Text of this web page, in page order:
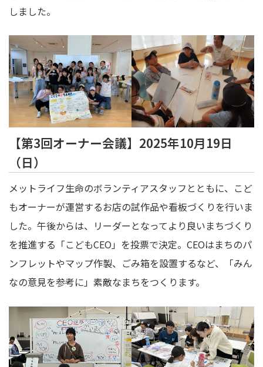
しました。
【第3回オーナー会議】2025年10月19日
（日）
メットライフ生命のボランティアスタッフとともに、こど
もオーナーが運営するお店の試作品や看板づくりを行いま
した。午後からは、リーダーとなってより良いまちづくり
を推進する「こどもCEO」を投票で決定。CEOはまちのパ
ンフレットやマップ作製、ごみ箱を設置するなど、「みん
なの意見を参考に」素敵なまちをつくります。